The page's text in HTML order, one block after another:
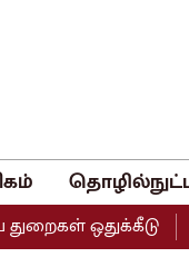
ஒதுக்கீடு